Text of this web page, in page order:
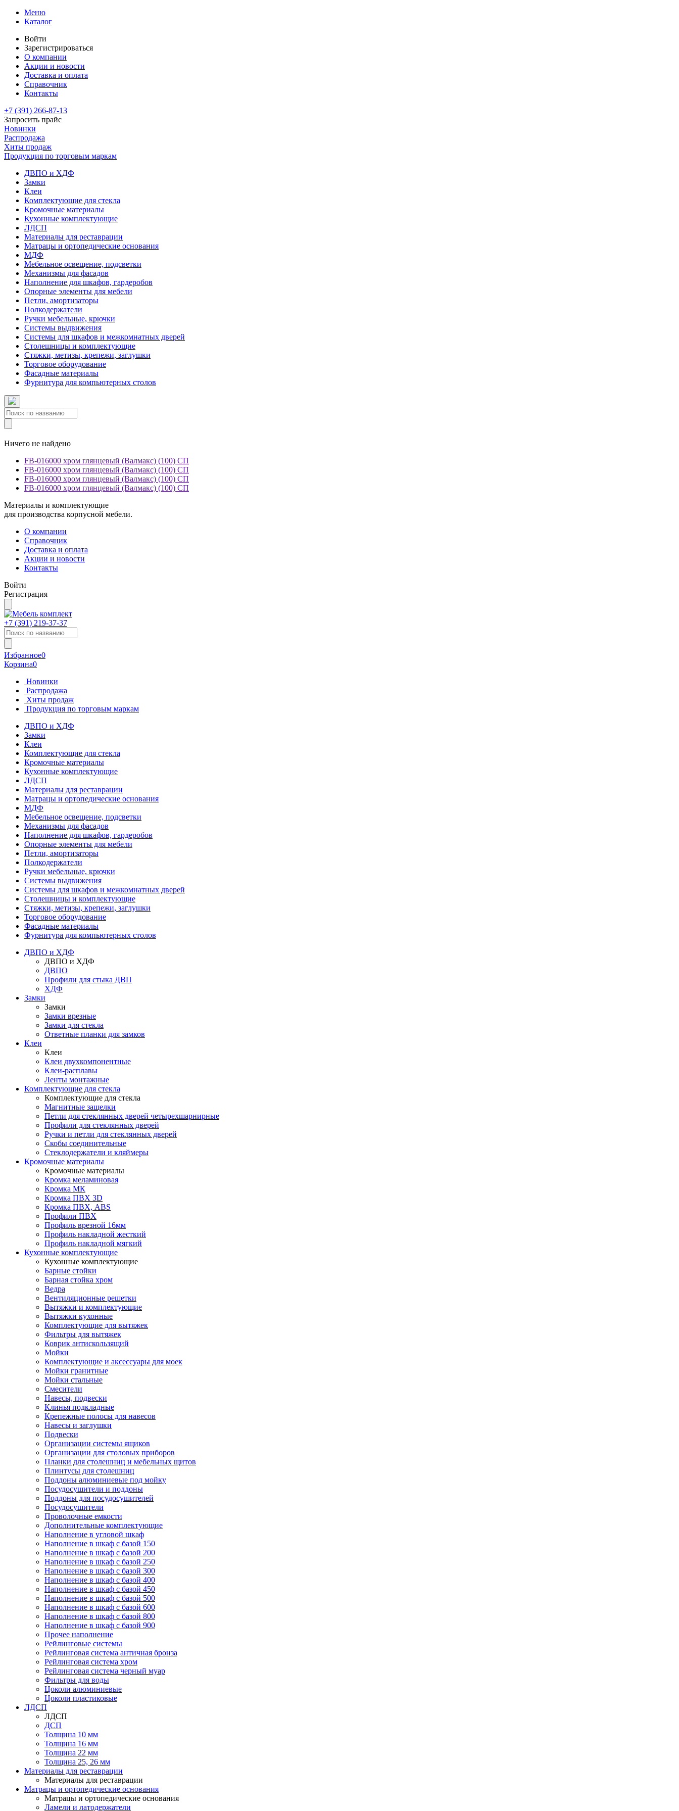
Меню
Каталог
Войти
Зарегистрироваться
О компании
Акции и новости
Доставка и оплата
Справочник
Контакты
+7 (391) 266-87-13
Запросить прайс
Новинки
Распродажа
Хиты продаж
Продукция по торговым маркам
ДВПО и ХДФ
Замки
Клеи
Комплектующие для стекла
Кромочные материалы
Кухонные комплектующие
ЛДСП
Материалы для реставрации
Матрацы и ортопедические основания
МДФ
Мебельное освещение, подсветки
Механизмы для фасадов
Наполнение для шкафов, гардеробов
Опорные элементы для мебели
Петли, амортизаторы
Полкодержатели
Ручки мебельные, крючки
Системы выдвижения
Системы для шкафов и межкомнатных дверей
Столешницы и комплектующие
Стяжки, метизы, крепежи, заглушки
Торговое оборудование
Фасадные материалы
Фурнитура для компьютерных столов
Ничего не найдено
FB-016000 хром глянцевый (Валмакс) (100) СП
FB-016000 хром глянцевый (Валмакс) (100) СП
FB-016000 хром глянцевый (Валмакс) (100) СП
FB-016000 хром глянцевый (Валмакс) (100) СП
Материалы и комплектующие
для производства корпусной мебели.
О компании
Справочник
Доставка и оплата
Акции и новости
Контакты
Войти
Регистрация
+7 (391) 219-37-37
Избранное0
Корзина0
Новинки
Распродажа
Хиты продаж
Продукция по торговым маркам
ДВПО и ХДФ
Замки
Клеи
Комплектующие для стекла
Кромочные материалы
Кухонные комплектующие
ЛДСП
Материалы для реставрации
Матрацы и ортопедические основания
МДФ
Мебельное освещение, подсветки
Механизмы для фасадов
Наполнение для шкафов, гардеробов
Опорные элементы для мебели
Петли, амортизаторы
Полкодержатели
Ручки мебельные, крючки
Системы выдвижения
Системы для шкафов и межкомнатных дверей
Столешницы и комплектующие
Стяжки, метизы, крепежи, заглушки
Торговое оборудование
Фасадные материалы
Фурнитура для компьютерных столов
ДВПО и ХДФ
ДВПО и ХДФ
ДВПО
Профили для стыка ДВП
ХДФ
Замки
Замки
Замки врезные
Замки для стекла
Ответные планки для замков
Клеи
Клеи
Клеи двухкомпонентные
Клеи-расплавы
Ленты монтажные
Комплектующие для стекла
Комплектующие для стекла
Магнитные защелки
Петли для стеклянных дверей четырехшарнирные
Профили для стеклянных дверей
Ручки и петли для стеклянных дверей
Скобы соединительные
Стеклодержатели и кляймеры
Кромочные материалы
Кромочные материалы
Кромка меламиновая
Кромка МК
Кромка ПВХ 3D
Кромка ПВХ, ABS
Профили ПВХ
Профиль врезной 16мм
Профиль накладной жесткий
Профиль накладной мягкий
Кухонные комплектующие
Кухонные комплектующие
Барные стойки
Барная стойка хром
Ведра
Вентиляционные решетки
Вытяжки и комплектующие
Вытяжки кухонные
Комплектующие для вытяжек
Фильтры для вытяжек
Коврик антискользящий
Мойки
Комплектующие и аксессуары для моек
Мойки гранитные
Мойки стальные
Смесители
Навесы, подвески
Клинья подкладные
Крепежные полосы для навесов
Навесы и заглушки
Подвески
Организации системы ящиков
Организации для столовых приборов
Планки для столешниц и мебельных щитов
Плинтусы для столешниц
Поддоны алюминиевые под мойку
Посудосушители и поддоны
Поддоны для посудосушителей
Посудосушители
Проволочные емкости
Дополнительные комплектующие
Наполнение в угловой шкаф
Наполнение в шкаф с базой 150
Наполнение в шкаф с базой 200
Наполнение в шкаф с базой 250
Наполнение в шкаф с базой 300
Наполнение в шкаф с базой 400
Наполнение в шкаф с базой 450
Наполнение в шкаф с базой 500
Наполнение в шкаф с базой 600
Наполнение в шкаф с базой 800
Наполнение в шкаф с базой 900
Прочее наполнение
Рейлинговые системы
Рейлинговая система античная бронза
Рейлинговая система хром
Рейлинговая система черный муар
Фильтры для воды
Цоколи алюминиевые
Цоколи пластиковые
ЛДСП
ЛДСП
ДСП
Толщина 10 мм
Толщина 16 мм
Толщина 22 мм
Толщина 25, 26 мм
Материалы для реставрации
Материалы для реставрации
Матрацы и ортопедические основания
Матрацы и ортопедические основания
Ламели и латодержатели